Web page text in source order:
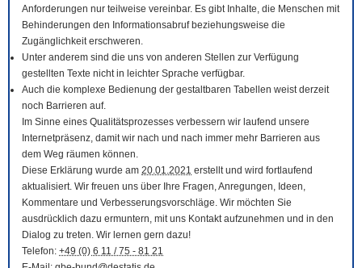
Anforderungen nur teilweise vereinbar. Es gibt Inhalte, die Menschen mit
Behinderungen den Informationsabruf beziehungsweise die
Zugänglichkeit erschweren.
Unter anderem sind die uns von anderen Stellen zur Verfügung
gestellten Texte nicht in leichter Sprache verfügbar.
Auch die komplexe Bedienung der gestaltbaren Tabellen weist derzeit
noch Barrieren auf.
Im Sinne eines Qualitätsprozesses verbessern wir laufend unsere
Internetpräsenz, damit wir nach und nach immer mehr Barrieren aus
dem Weg räumen können.
Diese Erklärung wurde am 20.01.2021 erstellt und wird fortlaufend
aktualisiert. Wir freuen uns über Ihre Fragen, Anregungen, Ideen,
Kommentare und Verbesserungsvorschläge. Wir möchten Sie
ausdrücklich dazu ermuntern, mit uns Kontakt aufzunehmen und in den
Dialog zu treten. Wir lernen gern dazu!
Telefon: +49 (0) 6 11 / 75 - 81 21